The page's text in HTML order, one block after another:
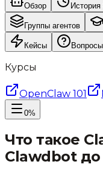
Обзор История
Группы агентов
Кейсы
Курсы
OpenClaw 101
0%
Что такое
Clawdbot